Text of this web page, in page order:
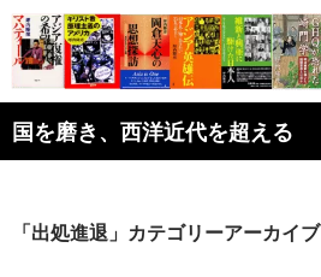
コ
ン
テ
ン
ツ
へ
国を磨き、西洋近代を超える
索
「出処進退」カテゴリーアーカイブ